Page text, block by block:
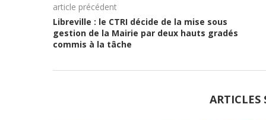
article précédent
Libreville : le CTRI décide de la mise sous
gestion de la Mairie par deux hauts gradés
commis à la tâche
ARTICLES